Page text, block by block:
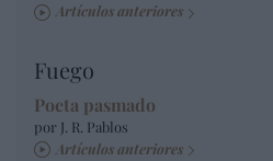
Artículos anteriores
Fuego
Poeta pasmado
por J. R. Pablos
Artículos anteriores